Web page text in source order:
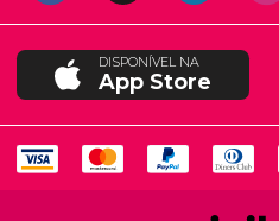
DISPONÍVEL NA
App Store